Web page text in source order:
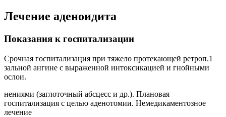
Лечение аденоидита
Показания к госпитализации
Срочная госпитализация при тяжело протекающей ретроп.1
зальной ангине с выраженной интоксикацией и гнойными
ослои.
нениями (заглоточный абсцесс и др.). Плановая
госпитализация с целью аденотомии. Немедикаментозное
лечение